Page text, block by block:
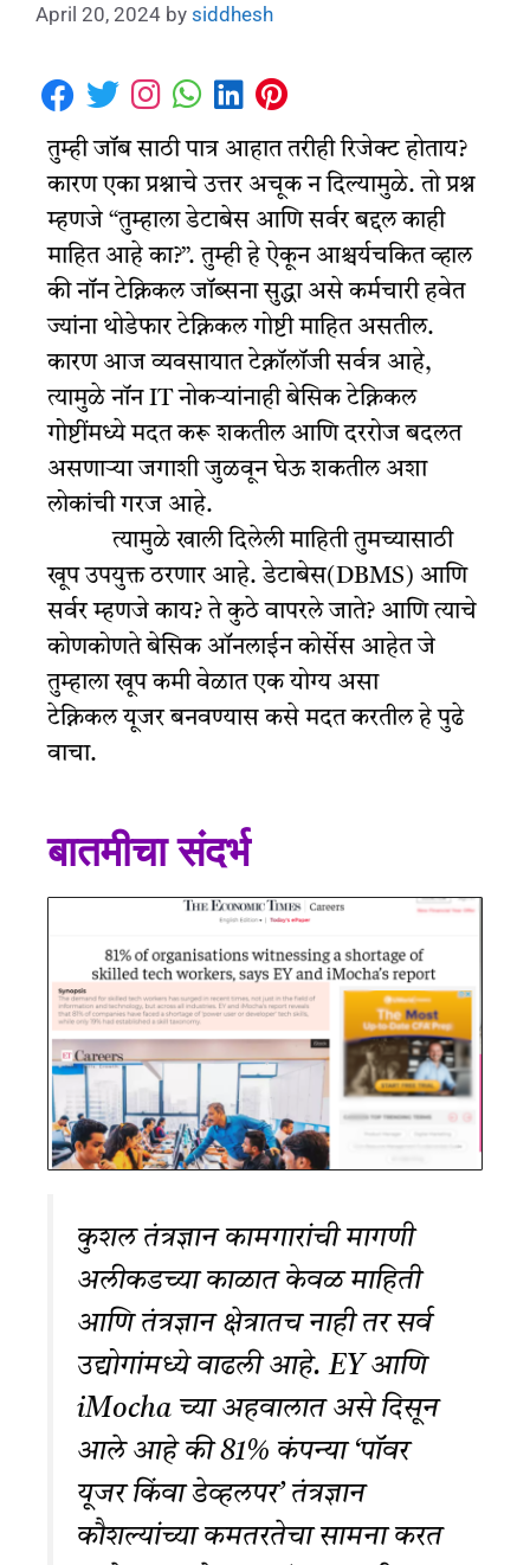
April 20, 2024 by siddhesh
तुम्ही जॉब साठी पात्र आहात तरीही रिजेक्ट होताय?
कारण एका प्रश्नाचे उत्तर अचूक न दिल्यामुळे. तो प्रश्न
म्हणजे “तुम्हाला डेटाबेस आणि सर्वर बद्दल काही
माहित आहे का?”. तुम्ही हे ऐकून आश्चर्यचकित व्हाल
की नॉन टेक्निकल जॉब्सना सुद्धा असे कर्मचारी हवेत
ज्यांना थोडेफार टेक्निकल गोष्टी माहित असतील.
कारण आज व्यवसायात टेक्नॉलॉजी सर्वत्र आहे,
त्यामुळे नॉन IT नोकऱ्यांनाही बेसिक टेक्निकल
गोष्टींमध्ये मदत करू शकतील आणि दररोज बदलत
असणाऱ्या जगाशी जुळवून घेऊ शकतील अशा
लोकांची गरज आहे.
त्यामुळे खाली दिलेली माहिती तुमच्यासाठी
खूप उपयुक्त ठरणार आहे. डेटाबेस(DBMS) आणि
सर्वर म्हणजे काय? ते कुठे वापरले जाते? आणि त्याचे
कोणकोणते बेसिक ऑनलाईन कोर्सेस आहेत जे
तुम्हाला खूप कमी वेळात एक योग्य असा
टेक्निकल यूजर बनवण्यास कसे मदत करतील हे पुढे
वाचा.
बातमीचा संदर्भ
कुशल तंत्रज्ञान कामगारांची मागणी
अलीकडच्या काळात केवळ माहिती
आणि तंत्रज्ञान क्षेत्रातच नाही तर सर्व
उद्योगांमध्ये वाढली आहे. EY आणि
iMocha च्या अहवालात असे दिसून
आले आहे की 81% कंपन्या ‘पॉवर
यूजर किंवा डेव्हलपर’ तंत्रज्ञान
कौशल्यांच्या कमतरतेचा सामना करत